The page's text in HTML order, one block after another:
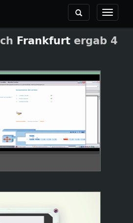
Toggle
Toggle
navigation
Frankfurt ergab 4